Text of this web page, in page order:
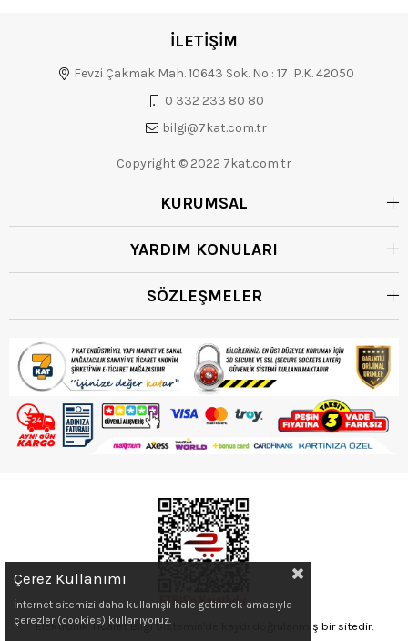
İLETİŞİM
Fevzi Çakmak Mah. 10643 Sok. No : 17 P.K. 42050
0 332 233 80 80
bilgi@7kat.com.tr
Copyright © 2022 7kat.com.tr
KURUMSAL
YARDIM KONULARI
SÖZLEŞMELER
Elektronik Ticaret Bilgi Sistemin'de kaydı doğrulanmış bir sitedir.
Çerez Kullanımı
İnternet sitemizi daha kullanışlı hale getirmek amacıyla
çerezler (cookies) kullanıyoruz.